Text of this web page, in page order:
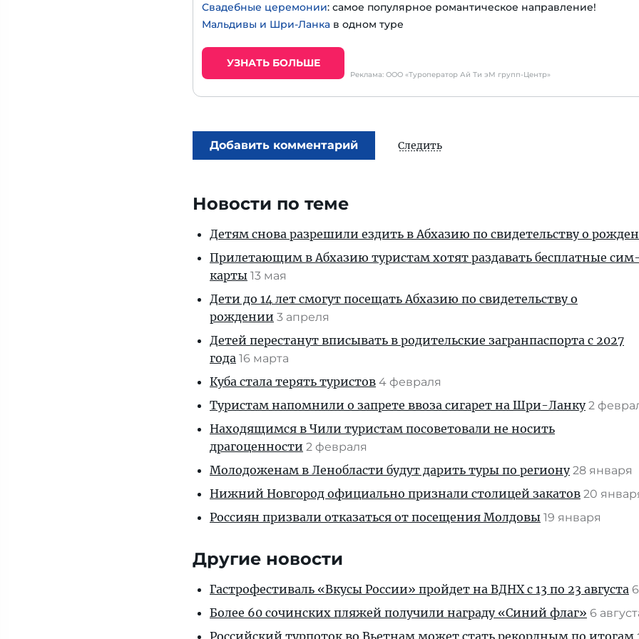
Свадебные церемонии: самое популярное романтическое направление!
Мальдивы и Шри-Ланка в одном туре
УЗНАТЬ БОЛЬШЕ
Реклама: ООО «Туроператор Ай Ти эМ групп-Центр»
Добавить комментарий Следить
Новости по теме
Детям снова разрешили ездить в Абхазию по свидетельству о
Прилетающим в Абхазию туристам хотят раздавать бесплатные
карты 13 мая
Дети до 14 лет смогут посещать Абхазию по свидетельству о
рождении 3 апреля
Детей перестанут вписывать в родительские загранпаспорта с 2027
года 16 марта
Куба стала терять туристов 4 февраля
Туристам напомнили о запрете ввоза сигарет на Шри-Ланку 2
Находящимся в Чили туристам посоветовали не носить
драгоценности 2 февраля
Молодоженам в Ленобласти будут дарить туры по региону 28 января
Нижний Новгород официально признали столицей закатов 20
Россиян призвали отказаться от посещения Молдовы 19 января
Другие новости
Гастрофестиваль «Вкусы России» пройдет на ВДНХ с 13 по 23 августа
Более 60 сочинских пляжей получили награду «Синий флаг» 6
Российский турпоток во Вьетнам может стать рекордным по итогам